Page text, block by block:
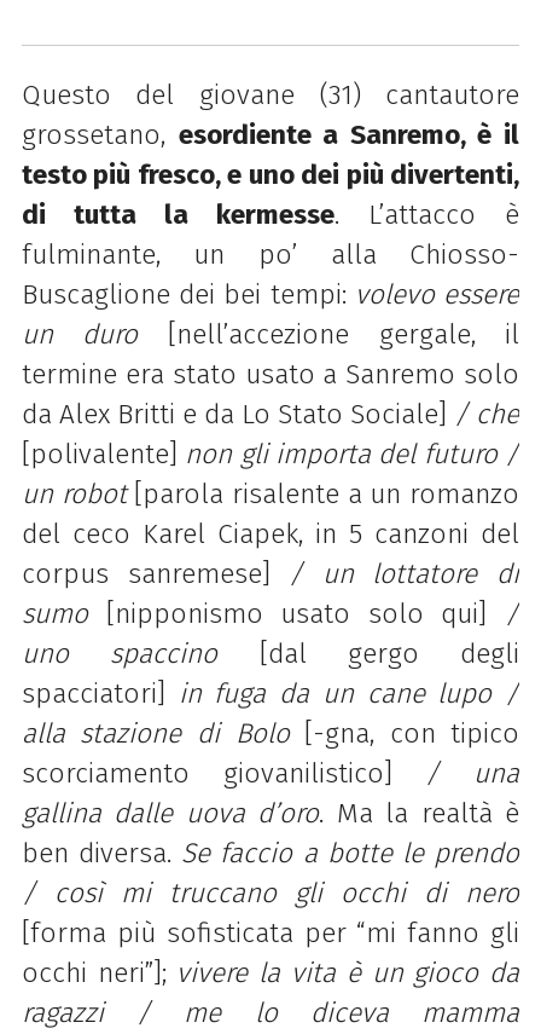
Questo del giovane (31) cantautore
grossetano, esordiente a Sanremo, è il
testo più fresco, e uno dei più divertenti,
di tutta la kermesse. L’attacco è
fulminante, un po’ alla Chiosso-
Buscaglione dei bei tempi: volevo essere
un duro[nell’accezione gergale, il
termine era stato usato a Sanremo solo
da Alex Britti e da Lo Stato Sociale] / che
[polivalente] non gli importa del futuro /
un robot[parola risalente a un romanzo
del ceco Karel Ciapek, in 5 canzoni del
corpus sanremese]
/ un lottatore di
sumo[nipponismo usato solo qui]
/
uno spaccino[dal gergo degli
spacciatori] in fuga da un cane lupo /
alla stazione di Bolo[-gna, con tipico
scorciamento giovanilistico] / una
gallina dalle uova d’oro. Ma la realtà è
ben diversa. Se faccio a botte le prendo
/ così mi truccano gli occhi di nero
[forma più sofisticata per “mi fanno gli
occhi neri”]; vivere la vita è un gioco da
ragazzi / me lo
diceva mamma